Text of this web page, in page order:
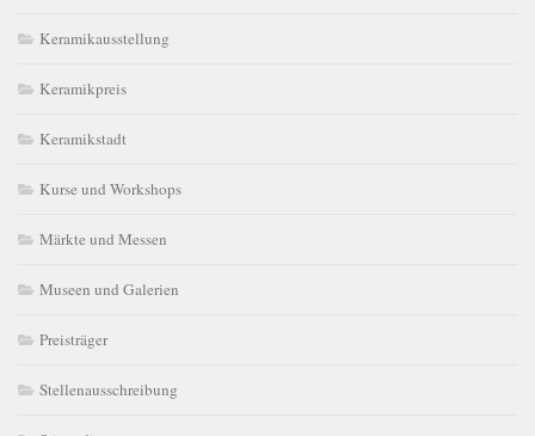
Keramikausstellung
Keramikpreis
Keramikstadt
Kurse und Workshops
Märkte und Messen
Museen und Galerien
Preisträger
Stellenausschreibung